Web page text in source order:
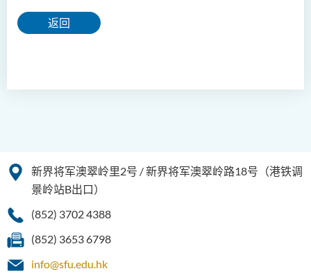
返回
新界将军澳翠岭里2号 / 新界将军澳翠岭路18号（港铁调
景岭站B出口）
(852) 3702 4388
(852) 3653 6798
info@sfu.edu.hk